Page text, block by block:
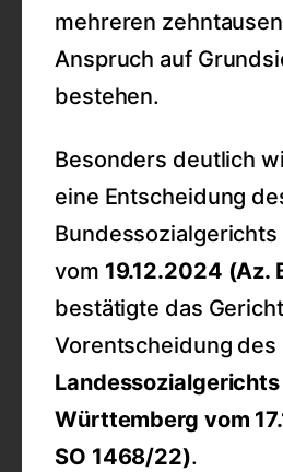
mehreren
Anspruch auf
bestehen.
Besonders deutlich
eine Entscheidung
vom 19.12.2024 (Az.
bestätigte das
Vorentscheidung des
Württemberg vom
SO 1468/22).